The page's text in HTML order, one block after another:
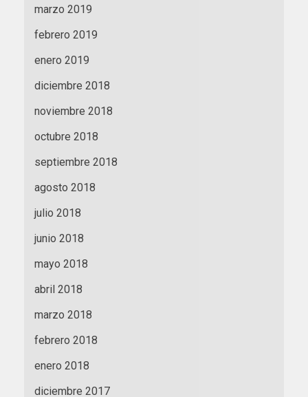
marzo 2019
febrero 2019
enero 2019
diciembre 2018
noviembre 2018
octubre 2018
septiembre 2018
agosto 2018
julio 2018
junio 2018
mayo 2018
abril 2018
marzo 2018
febrero 2018
enero 2018
diciembre 2017